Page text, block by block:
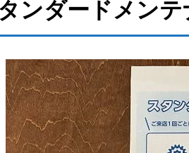
ンダードメン